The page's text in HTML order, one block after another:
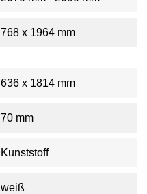
768 x 1964 mm
636 x 1814 mm
70 mm
Kunststoff
weiß